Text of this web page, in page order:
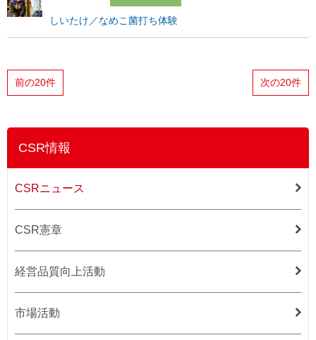
しいたけ／なめこ菌打ち体験
前の20件 次の20件
CSR情報
CSRニュース
CSR憲章
経営品質向上活動
市場活動